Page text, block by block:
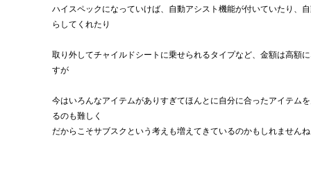
ハイスペックになっていけば、自動アシスト機能が付いていたり、
らしてくれたり
取り外してチャイルドシートに乗せられるタイプなど、金額は高額
すが
今はいろんなアイテムがありすぎてほんとに自分に合ったアイテム
るのも難しく
だからこそサブスクという考えも増えてきているのかもしれません